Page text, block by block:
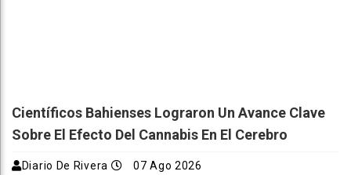
Científicos Bahienses Lograron Un Avance Clave
Sobre El Efecto Del Cannabis En El Cerebro
Diario De Rivera 07 Ago 2026